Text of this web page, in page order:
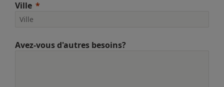
Ville
Avez-vous d'autres besoins?